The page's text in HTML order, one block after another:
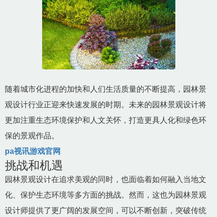
随着城市化进程的加快和人们生活质量的不断提高，园林景
观设计行业正迎来快速发展的时期。未来的园林景观设计将
更加注重生态环境保护和人文关怀，打造更具人化和绿色环
保的景观作品。
pa视讯游戏官网
挑战和机遇
园林景观设计在追求美观的同时，也面临着如何融入当地文
化、保护生态环境等多方面的挑战。然而，这也为园林景观
设计师提供了更广阔的发展空间，可以不断创新，突破传统